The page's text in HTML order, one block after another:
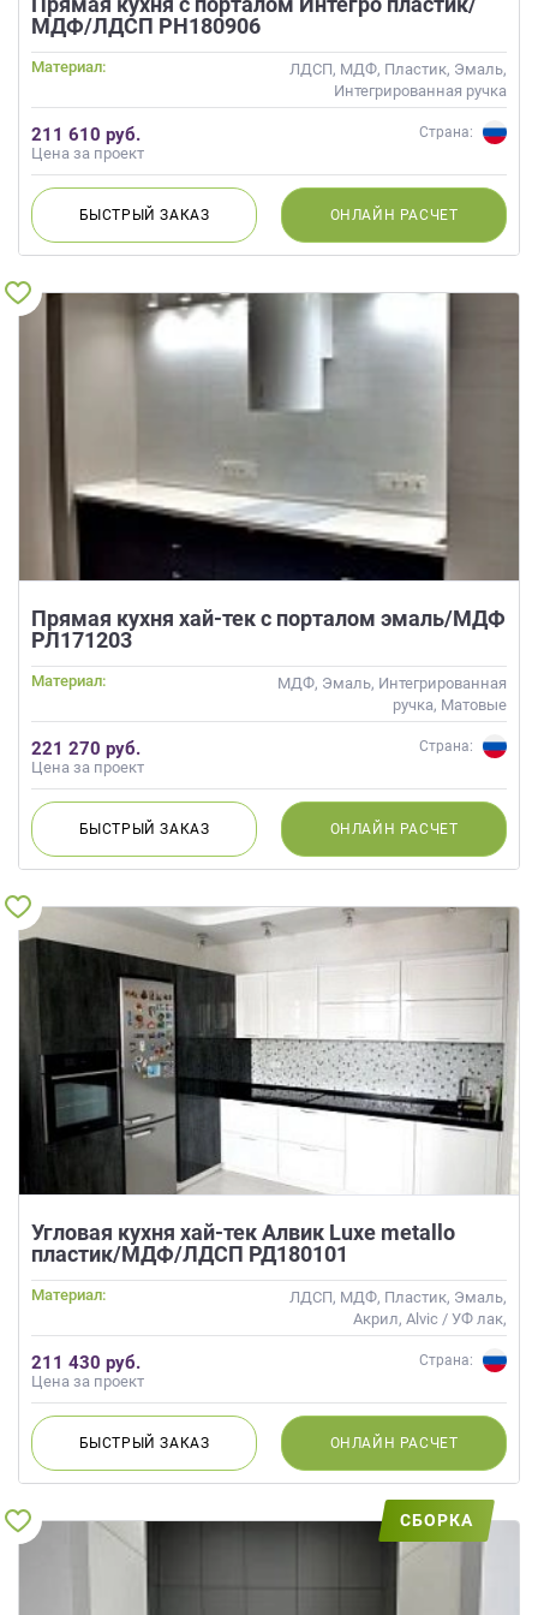
МДФ/ЛДСП РН180906
Материал:
ЛДСП, МДФ, Пластик, Эмаль,
Интегрированная ручка
211 610 руб.
Цена за проект
Страна:
БЫСТРЫЙЗАКАЗ ОНЛАЙН РАСЧЕТ
Прямая кухня хай-тек с порталом эмаль/МДФ
РЛ171203
Материал:
МДФ, Эмаль, Интегрированная
ручка, Матовые
221 270 руб.
Цена за проект
Страна:
БЫСТРЫЙЗАКАЗ ОНЛАЙН РАСЧЕТ
Угловая кухня хай-тек Алвик Luxe metallo
пластик/МДФ/ЛДСП РД180101
Материал:
ЛДСП, МДФ, Пластик, Эмаль,
Акрил, Alvic / УФ лак,
Интегрированная ручка,
Глянцевые
211 430 руб.
Цена за проект
Страна:
БЫСТРЫЙЗАКАЗ ОНЛАЙН РАСЧЕТ
СБОРКА
данных.